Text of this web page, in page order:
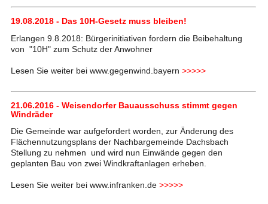
19.08.2018 - Das 10H-Gesetz muss bleiben!
Erlangen 9.8.2018: Bürgerinitiativen fordern die Beibehaltung
von "10H" zum Schutz der Anwohner
Lesen Sie weiter bei www.gegenwind.bayern >>>>>
21.06.2016 - Weisendorfer Bauausschuss stimmt gegen
Windräder
Die Gemeinde war aufgefordert worden, zur Änderung des
Flächennutzungsplans der Nachbargemeinde Dachsbach
Stellung zu nehmen und wird nun Einwände gegen den
geplanten Bau von zwei Windkraftanlagen erheben.
Lesen Sie weiter bei www.infranken.de >>>>>